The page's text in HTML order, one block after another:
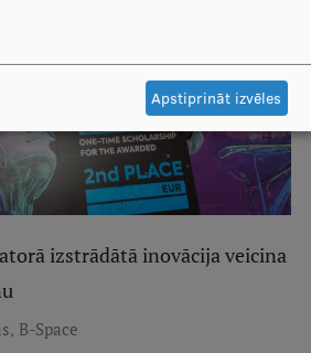
partneri
kontaktpunkts
Latvijā
izstrādātā inovācija veicina
, B-Space
Apstiprināt izvēles